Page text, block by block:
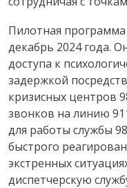
Пилотная программа
декабрь 2024 года.
доступа к
задержкой
кризисных центров
звонков на линию
для работы службы
быстрого
экстренных
диспетчерскую